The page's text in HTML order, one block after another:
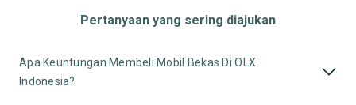
Pertanyaan yang sering diajukan
Apa Keuntungan Membeli Mobil Bekas Di OLX
Indonesia?